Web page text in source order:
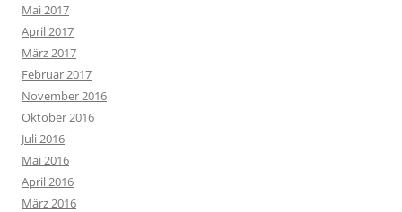
Mai 2017
April 2017
März 2017
Februar 2017
November 2016
Oktober 2016
Juli 2016
Mai 2016
April 2016
März 2016